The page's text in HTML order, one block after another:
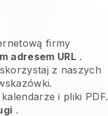
firmy
adresem URL.
z naszych
i pliki PDF.
.